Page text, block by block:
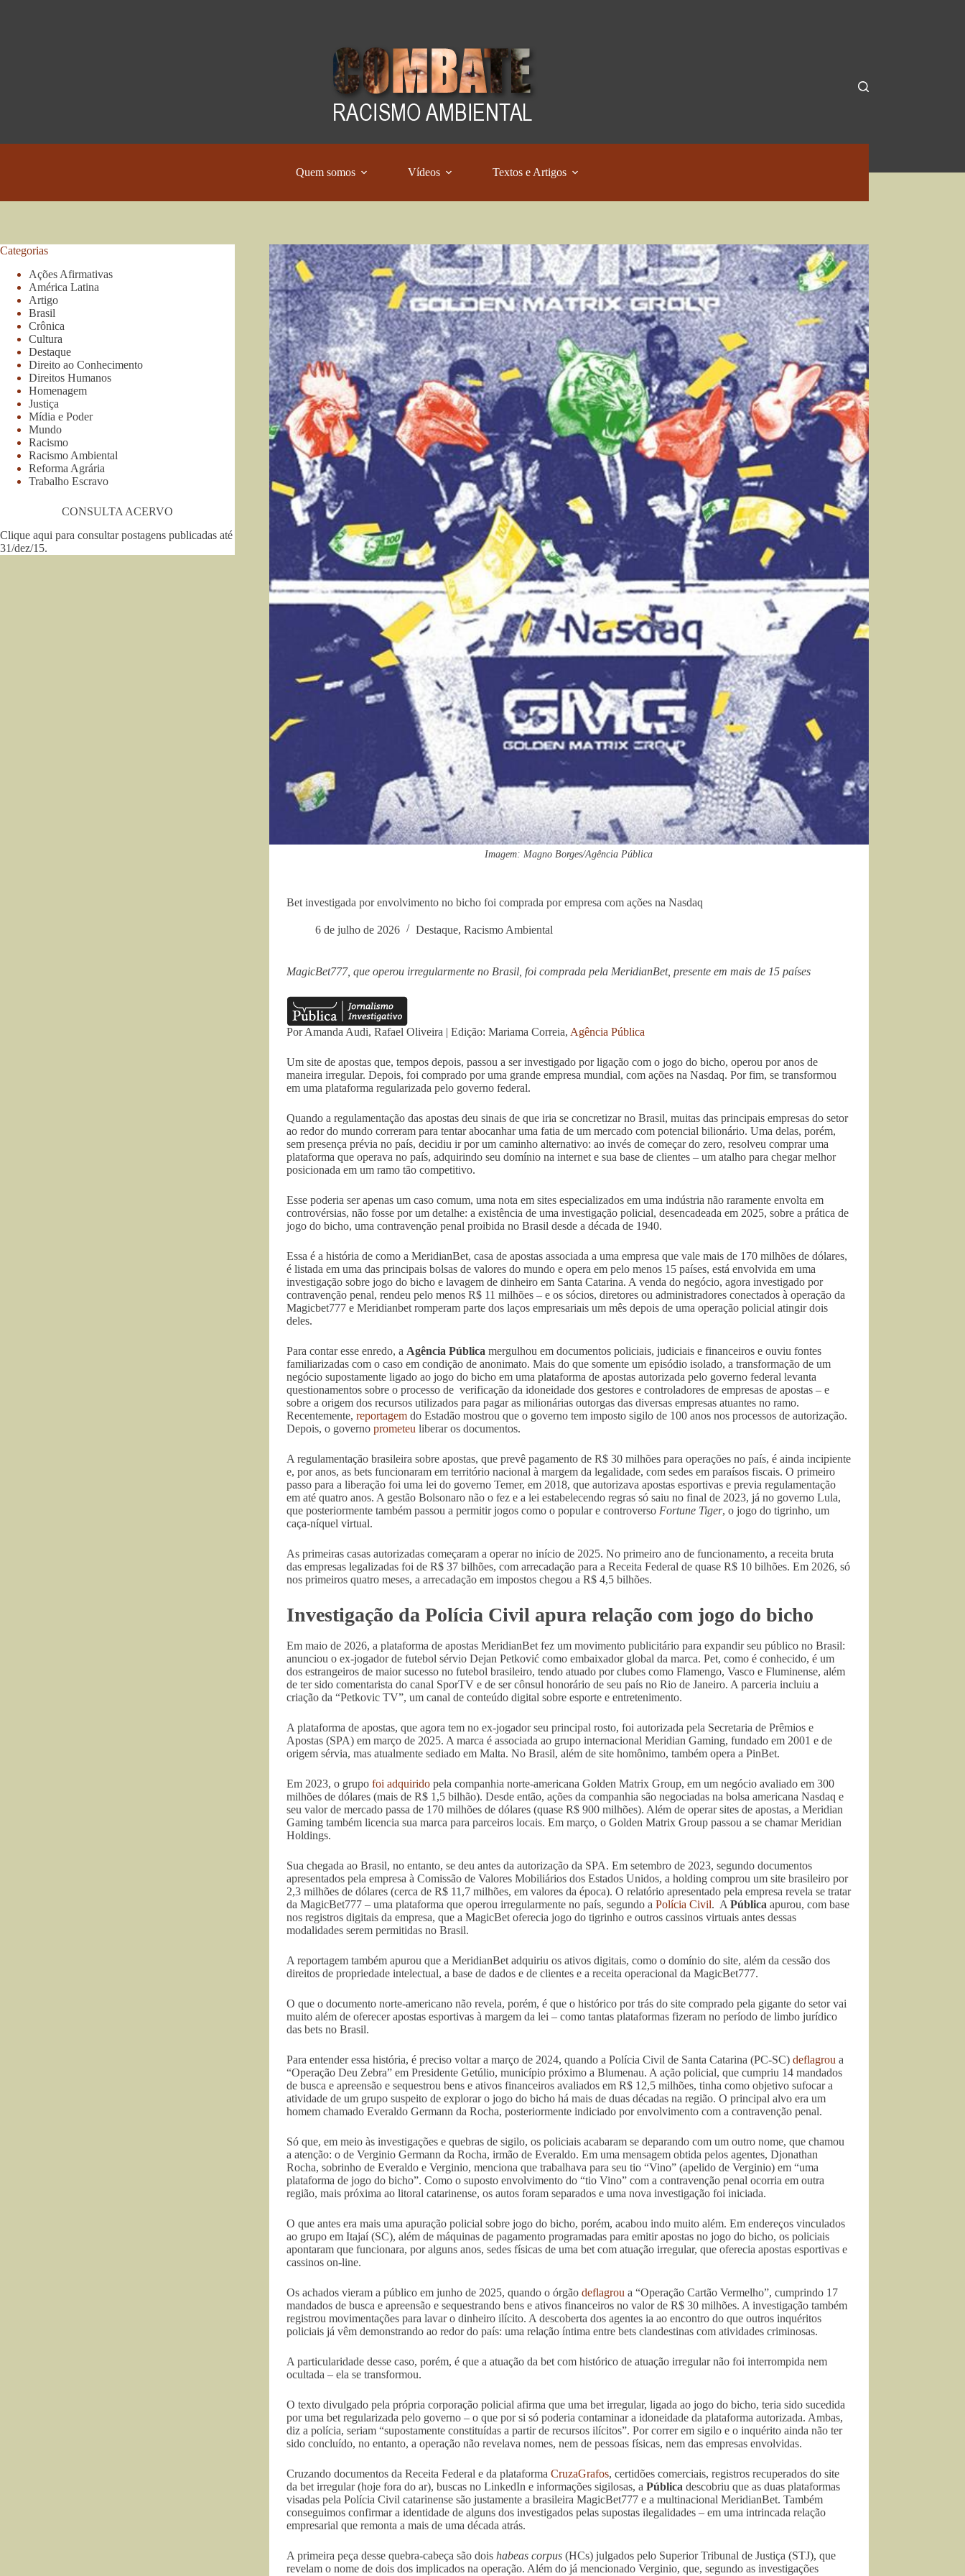
Quem somos Vídeos Textos e Artigos
Imagem: Magno Borges/Agência Pública
Bet investigada por envolvimento no bicho foi comprada por empresa com ações na Nasdaq
6 de julho de 2026 Destaque, Racismo Ambiental
MagicBet777, que operou irregularmente no Brasil, foi comprada pela MeridianBet, presente em mais de 15 países
Por Amanda Audi, Rafael Oliveira | Edição: Mariama Correia, Agência Pública
Um site de apostas que, tempos depois, passou a ser investigado por ligação com o jogo do bicho, operou por anos de
maneira irregular. Depois, foi comprado por uma grande empresa mundial, com ações na Nasdaq. Por fim, se transformou
em uma plataforma regularizada pelo governo federal.
Quando a regulamentação das apostas deu sinais de que iria se concretizar no Brasil, muitas das principais empresas do setor
ao redor do mundo correram para tentar abocanhar uma fatia de um mercado com potencial bilionário. Uma delas, porém,
sem presença prévia no país, decidiu ir por um caminho alternativo: ao invés de começar do zero, resolveu comprar uma
plataforma que operava no país, adquirindo seu domínio na internet e sua base de clientes – um atalho para chegar melhor
posicionada em um ramo tão competitivo.
Esse poderia ser apenas um caso comum, uma nota em sites especializados em uma indústria não raramente envolta em
controvérsias, não fosse por um detalhe: a existência de uma investigação policial, desencadeada em 2025, sobre a prática de
jogo do bicho, uma contravenção penal proibida no Brasil desde a década de 1940.
Essa é a história de como a MeridianBet, casa de apostas associada a uma empresa que vale mais de 170 milhões de dólares,
é listada em uma das principais bolsas de valores do mundo e opera em pelo menos 15 países, está envolvida em uma
investigação sobre jogo do bicho e lavagem de dinheiro em Santa Catarina. A venda do negócio, agora investigado por
contravenção penal, rendeu pelo menos R$ 11 milhões – e os sócios, diretores ou administradores conectados à operação da
Magicbet777 e Meridianbet romperam parte dos laços empresariais um mês depois de uma operação policial atingir dois
deles.
Para contar esse enredo, a Agência Pública mergulhou em documentos policiais, judiciais e financeiros e ouviu fontes
familiarizadas com o caso em condição de anonimato. Mais do que somente um episódio isolado, a transformação de um
negócio supostamente ligado ao jogo do bicho em uma plataforma de apostas autorizada pelo governo federal levanta
questionamentos sobre o processo de verificação da idoneidade dos gestores e controladores de empresas de apostas – e
sobre a origem dos recursos utilizados para pagar as milionárias outorgas das diversas empresas atuantes no ramo.
Recentemente, reportagemdo Estadão mostrou que o governo tem imposto sigilo de 100 anos nos processos de autorização.
Depois, o governo prometeu liberar os documentos.
A regulamentação brasileira sobre apostas, que prevê pagamento de R$ 30 milhões para operações no país, é ainda incipiente
e, por anos, as bets funcionaram em território nacional à margem da legalidade, com sedes em paraísos fiscais. O primeiro
passo para a liberação foi uma lei do governo Temer, em 2018, que autorizava apostas esportivas e previa regulamentação
em até quatro anos. A gestão Bolsonaro não o fez e a lei estabelecendo regras só saiu no final de 2023, já no governo Lula,
que posteriormente também passou a permitir jogos como o popular e controverso Fortune Tiger, o jogo do tigrinho, um
caça-níquel virtual.
As primeiras casas autorizadas começaram a operar no início de 2025. No primeiro ano de funcionamento, a receita bruta
das empresas legalizadas foi de R$ 37 bilhões, com arrecadação para a Receita Federal de quase R$ 10 bilhões. Em 2026, só
nos primeiros quatro meses, a arrecadação em impostos chegou a R$ 4,5 bilhões.
Investigação da Polícia Civil apura relação com jogo do bicho
Em maio de 2026, a plataforma de apostas MeridianBet fez um movimento publicitário para expandir seu público no Brasil:
anunciou o ex-jogador de futebol sérvio Dejan Petković como embaixador global da marca. Pet, como é conhecido, é um
dos estrangeiros de maior sucesso no futebol brasileiro, tendo atuado por clubes como Flamengo, Vasco e Fluminense, além
de ter sido comentarista do canal SporTV e de ser cônsul honorário de seu país no Rio de Janeiro. A parceria incluiu a
criação da “Petkovic TV”, um canal de conteúdo digital sobre esporte e entretenimento.
A plataforma de apostas, que agora tem no ex-jogador seu principal rosto, foi autorizada pela Secretaria de Prêmios e
Apostas (SPA) em março de 2025. A marca é associada ao grupo internacional Meridian Gaming, fundado em 2001 e de
origem sérvia, mas atualmente sediado em Malta. No Brasil, além de site homônimo, também opera a PinBet.
Em 2023, o grupo foi adquiridopela companhia norte-americana Golden Matrix Group, em um negócio avaliado em 300
milhões de dólares (mais de R$ 1,5 bilhão). Desde então, ações da companhia são negociadas na bolsa americana Nasdaq e
seu valor de mercado passa de 170 milhões de dólares (quase R$ 900 milhões). Além de operar sites de apostas, a Meridian
Gaming também licencia sua marca para parceiros locais. Em março, o Golden Matrix Group passou a se chamar Meridian
Holdings.
Sua chegada ao Brasil, no entanto, se deu antes da autorização da SPA. Em setembro de 2023, segundo documentos
apresentados pela empresa à Comissão de Valores Mobiliários dos Estados Unidos, a holding comprou um site brasileiro por
2,3 milhões de dólares (cerca de R$ 11,7 milhões, em valores da época). O relatório apresentado pela empresa revela se tratar
da MagicBet777 – uma plataforma que operou irregularmente no país, segundo a Polícia Civil. A Pública apurou, com base
nos registros digitais da empresa, que a MagicBet oferecia jogo do tigrinho e outros cassinos virtuais antes dessas
modalidades serem permitidas no Brasil.
A reportagem também apurou que a MeridianBet adquiriu os ativos digitais, como o domínio do site, além da cessão dos
direitos de propriedade intelectual, a base de dados e de clientes e a receita operacional da MagicBet777.
O que o documento norte-americano não revela, porém, é que o histórico por trás do site comprado pela gigante do setor vai
muito além de oferecer apostas esportivas à margem da lei – como tantas plataformas fizeram no período de limbo jurídico
das bets no Brasil.
Para entender essa história, é preciso voltar a março de 2024, quando a Polícia Civil de Santa Catarina (PC-SC) deflagrou a
“Operação Deu Zebra” em Presidente Getúlio, município próximo a Blumenau. A ação policial, que cumpriu 14 mandados
de busca e apreensão e sequestrou bens e ativos financeiros avaliados em R$ 12,5 milhões, tinha como objetivo sufocar a
atividade de um grupo suspeito de explorar o jogo do bicho há mais de duas décadas na região. O principal alvo era um
homem chamado Everaldo Germann da Rocha, posteriormente indiciado por envolvimento com a contravenção penal.
Só que, em meio às investigações e quebras de sigilo, os policiais acabaram se deparando com um outro nome, que chamou
a atenção: o de Verginio Germann da Rocha, irmão de Everaldo. Em uma mensagem obtida pelos agentes, Djonathan
Rocha, sobrinho de Everaldo e Verginio, menciona que trabalhava para seu tio “Vino” (apelido de Verginio) em “uma
plataforma de jogo do bicho”. Como o suposto envolvimento do “tio Vino” com a contravenção penal ocorria em outra
região, mais próxima ao litoral catarinense, os autos foram separados e uma nova investigação foi iniciada.
O que antes era mais uma apuração policial sobre jogo do bicho, porém, acabou indo muito além. Em endereços vinculados
ao grupo em Itajaí (SC), além de máquinas de pagamento programadas para emitir apostas no jogo do bicho, os policiais
apontaram que funcionara, por alguns anos, sedes físicas de uma bet com atuação irregular, que oferecia apostas esportivas e
cassinos on-line.
Os achados vieram a público em junho de 2025, quando o órgão deflagrou a “Operação Cartão Vermelho”, cumprindo 17
mandados de busca e apreensão e sequestrando bens e ativos financeiros no valor de R$ 30 milhões. A investigação também
registrou movimentações para lavar o dinheiro ilícito. A descoberta dos agentes ia ao encontro do que outros inquéritos
policiais já vêm demonstrando ao redor do país: uma relação íntima entre bets clandestinas com atividades criminosas.
A particularidade desse caso, porém, é que a atuação da bet com histórico de atuação irregular não foi interrompida nem
ocultada – ela se transformou.
O texto divulgado pela própria corporação policial afirma que uma bet irregular, ligada ao jogo do bicho, teria sido sucedida
por uma bet regularizada pelo governo – o que por si só poderia contaminar a idoneidade da plataforma autorizada. Ambas,
diz a polícia, seriam “supostamente constituídas a partir de recursos ilícitos”. Por correr em sigilo e o inquérito ainda não ter
sido concluído, no entanto, a operação não revelava nomes, nem de pessoas físicas, nem das empresas envolvidas.
Cruzando documentos da Receita Federal e da plataforma CruzaGrafos, certidões comerciais, registros recuperados do site
da bet irregular (hoje fora do ar), buscas no LinkedIn e informações sigilosas, a Pública descobriu que as duas plataformas
visadas pela Polícia Civil catarinense são justamente a brasileira MagicBet777 e a multinacional MeridianBet. Também
conseguimos confirmar a identidade de alguns dos investigados pelas supostas ilegalidades – em uma intrincada relação
empresarial que remonta a mais de uma década atrás.
A primeira peça desse quebra-cabeça são dois habeas corpus (HCs) julgados pelo Superior Tribunal de Justiça (STJ), que
revelam o nome de dois dos implicados na operação. Além do já mencionado Verginio, que, segundo as investigações
Categorias
Ações Afirmativas
América Latina
Artigo
Brasil
Crônica
Cultura
Destaque
Direito ao Conhecimento
Direitos Humanos
Homenagem
Justiça
Mídia e Poder
Mundo
Racismo
Racismo Ambiental
Reforma Agrária
Trabalho Escravo
CONSULTA ACERVO
Clique aqui para consultar postagens publicadas até
31/dez/15.